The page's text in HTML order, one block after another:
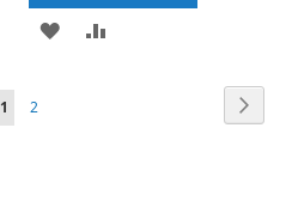
DODAJ
Aktualnie
1 Strona
2